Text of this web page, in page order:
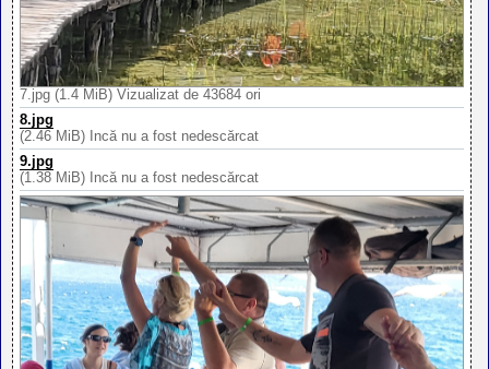
7.jpg (1.4 MiB) Vizualizat de 43684 ori
8.jpg
(2.46 MiB) Încă nu a fost nedescărcat
9.jpg
(1.38 MiB) Încă nu a fost nedescărcat